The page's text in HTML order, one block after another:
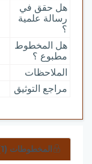
هل حقق في
رسالة علمية
؟
هل المخطوط
مطبوع ؟
الملاحظات
مراجع التوثيق
المخطوطات (1)